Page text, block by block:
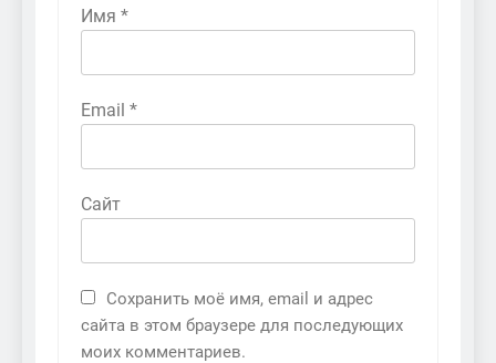
Имя *
Email *
Сайт
Сохранить моё имя, email и адрес
сайта в этом браузере для последующих
моих комментариев.